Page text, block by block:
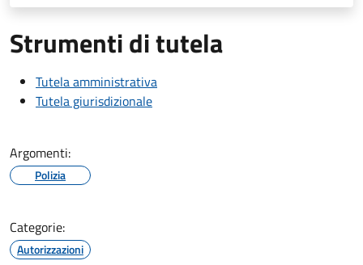
Strumenti di tutela
Tutela amministrativa
Tutela giurisdizionale
Argomenti:
Polizia
Categorie:
Autorizzazioni